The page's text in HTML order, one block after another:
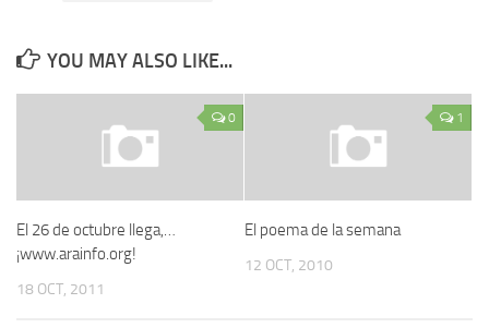
YOU MAY ALSO LIKE...
0
El 26 de octubre llega,…
¡www.arainfo.org!
18 OCT, 2011
1
El poema de la semana
12 OCT, 2010